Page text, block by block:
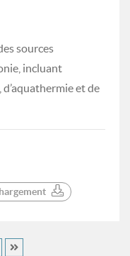
sources
incluant
et de